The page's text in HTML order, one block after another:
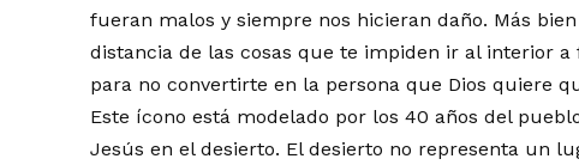
fueran malos y siempre nos hicieran daño. Más
distancia de las cosas que te impiden ir al interior
para no convertirte en la persona que Dios quiere
Este ícono está modelado por los 40 años del
Jesús en el desierto. El desierto no representa un